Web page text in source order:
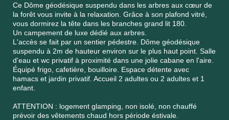
Ce Dôme géodésique suspendu dans les arbres aux cœur de
la forêt vous invite à la relaxation. Grâce à son plafond vitré,
vous dormirez la tête dans les branches grand lit 180.
Un campement de luxe dédié aux arbres.
L'accès se fait par un sentier pédestre. Dôme géodésique
suspendu à 2m de hauteur environ sur le plus haut point. Salle
d'eau et wc privatif à proximité dans une jolie cabane en l'aire.
Équipé frigo, cafetière, bouilloire. Espace détente avec
hamacs et jardin privatif. Accueil 2 adultes ou 2 adultes et 1
enfant.
ATTENTION : logement glamping, non isolé, non chauffé
prévoir des vêtements chaud hors période éstivale.